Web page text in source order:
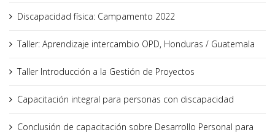
Discapacidad física: Campamento 2022
Taller: Aprendizaje intercambio OPD, Honduras / Guatemala
Taller Introducción a la Gestión de Proyectos
Capacitación integral para personas con discapacidad
Conclusión de capacitación sobre Desarrollo Personal para